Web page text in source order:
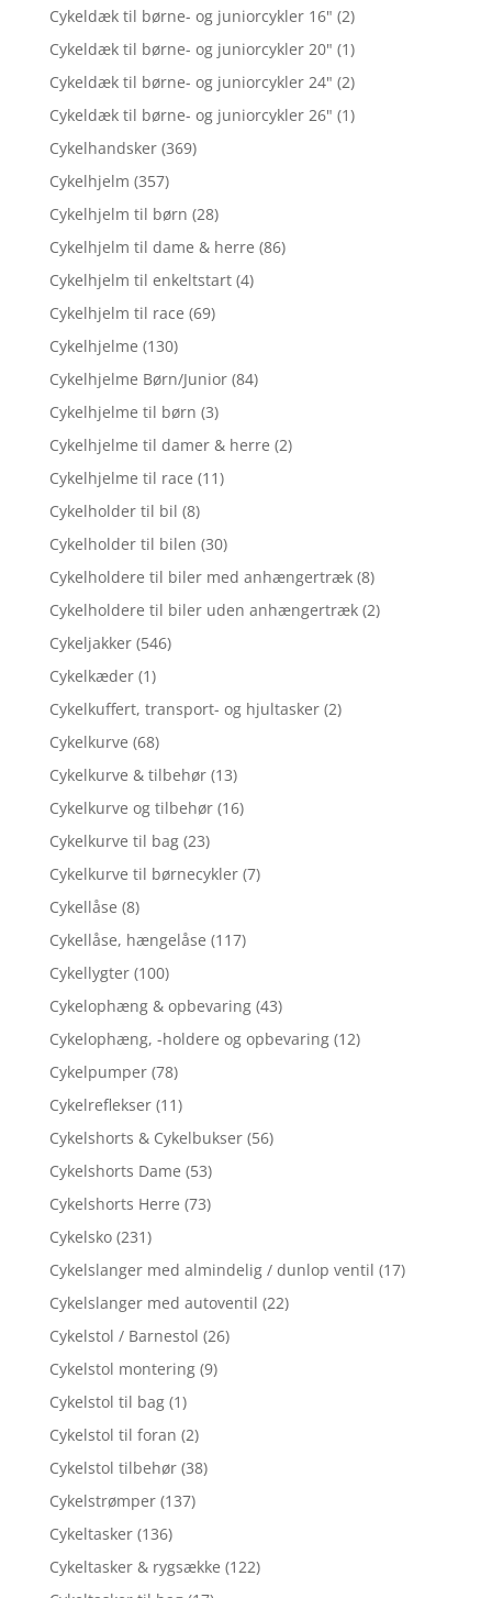
Cykeldæk til børne- og juniorcykler 16" (2)
Cykeldæk til børne- og juniorcykler 20" (1)
Cykeldæk til børne- og juniorcykler 24" (2)
Cykeldæk til børne- og juniorcykler 26" (1)
Cykelhandsker (369)
Cykelhjelm (357)
Cykelhjelm til børn (28)
Cykelhjelm til dame & herre (86)
Cykelhjelm til enkeltstart (4)
Cykelhjelm til race (69)
Cykelhjelme (130)
Cykelhjelme Børn/Junior (84)
Cykelhjelme til børn (3)
Cykelhjelme til damer & herre (2)
Cykelhjelme til race (11)
Cykelholder til bil (8)
Cykelholder til bilen (30)
Cykelholdere til biler med anhængertræk (8)
Cykelholdere til biler uden anhængertræk (2)
Cykeljakker (546)
Cykelkæder (1)
Cykelkuffert, transport- og hjultasker (2)
Cykelkurve (68)
Cykelkurve & tilbehør (13)
Cykelkurve og tilbehør (16)
Cykelkurve til bag (23)
Cykelkurve til børnecykler (7)
Cykellåse (8)
Cykellåse, hængelåse (117)
Cykellygter (100)
Cykelophæng & opbevaring (43)
Cykelophæng, -holdere og opbevaring (12)
Cykelpumper (78)
Cykelreflekser (11)
Cykelshorts & Cykelbukser (56)
Cykelshorts Dame (53)
Cykelshorts Herre (73)
Cykelsko (231)
Cykelslanger med almindelig / dunlop ventil (17)
Cykelslanger med autoventil (22)
Cykelstol / Barnestol (26)
Cykelstol montering (9)
Cykelstol til bag (1)
Cykelstol til foran (2)
Cykelstol tilbehør (38)
Cykelstrømper (137)
Cykeltasker (136)
Cykeltasker & rygsække (122)